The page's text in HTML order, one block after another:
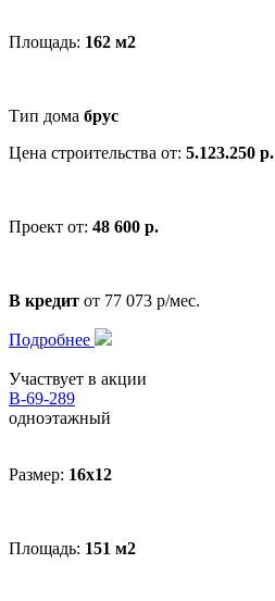
Площадь: 162 м2
Тип дома брус
Цена строительства от: 5.123.250 р.
Проект от: 48 600 р.
В кредит от 77 073 р/мес.
Подробнее
Участвует в акции
В-69-289
одноэтажный
Размер: 16x12
Площадь: 151 м2